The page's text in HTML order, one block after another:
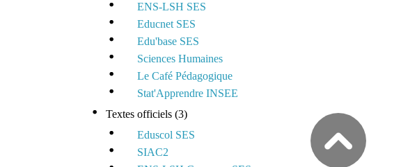
ENS-LSH SES
Educnet SES
Edu'base SES
Sciences Humaines
Le Café Pédagogique
Stat'Apprendre INSEE
Textes officiels (3)
Eduscol SES
SIAC2